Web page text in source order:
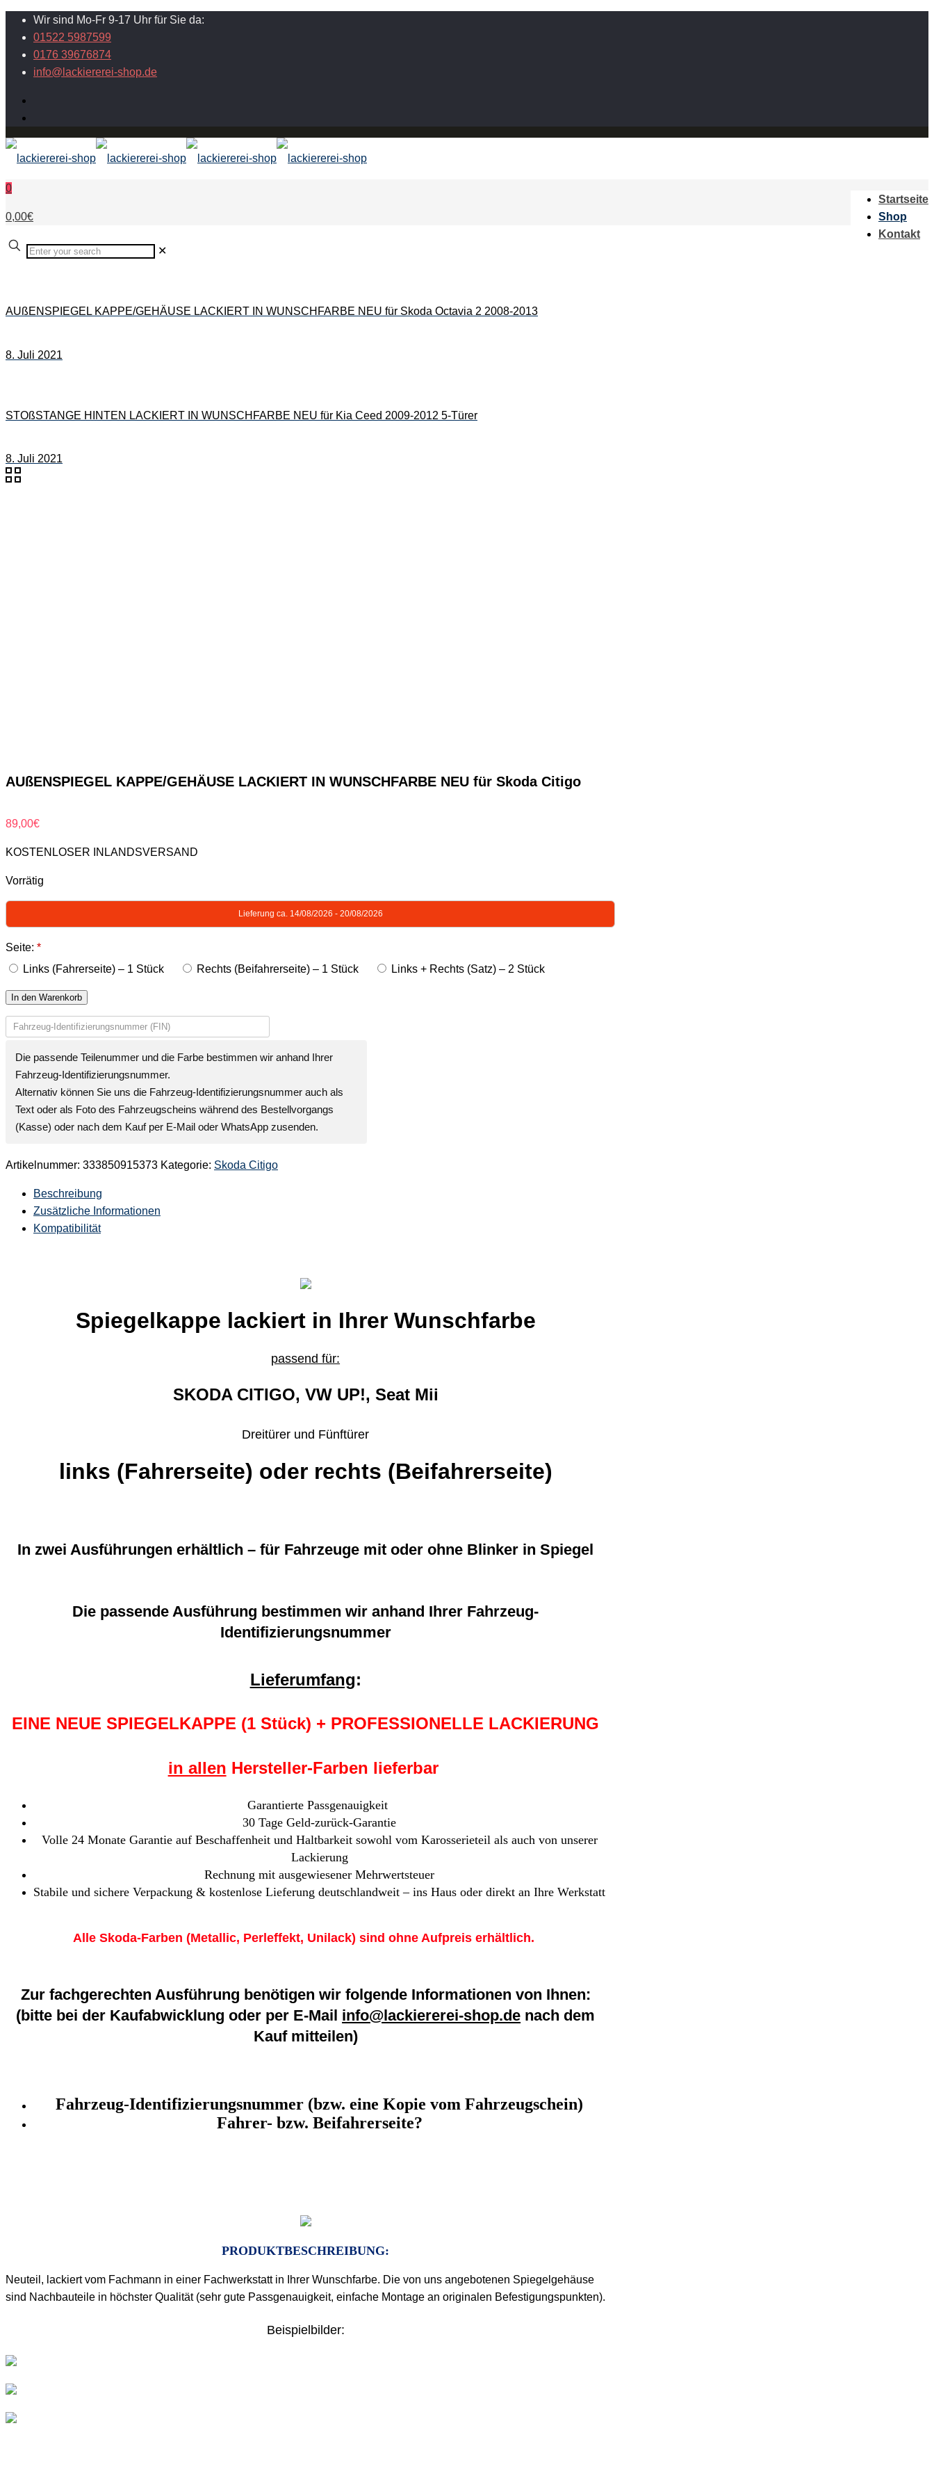
Wir sind Mo-Fr 9-17 Uhr für Sie da:
01522 5987599
0176 39676874
info@lackiererei-shop.de
Startseite
Shop
Kontakt
0
0,00€
✕
AUßENSPIEGEL KAPPE/GEHÄUSE LACKIERT IN WUNSCHFARBE NEU für Skoda Octavia 2 2008-2013
8. Juli 2021
STOßSTANGE HINTEN LACKIERT IN WUNSCHFARBE NEU für Kia Ceed 2009-2012 5-Türer
8. Juli 2021
AUßENSPIEGEL KAPPE/GEHÄUSE LACKIERT IN WUNSCHFARBE NEU für Skoda Citigo
89,00€
KOSTENLOSER INLANDSVERSAND
Vorrätig
Lieferung ca. 14/08/2026 - 20/08/2026
Seite: *
Links (Fahrerseite) – 1 Stück
Rechts (Beifahrerseite) – 1 Stück Links + Rechts (Satz) – 2 Stück
In den Warenkorb
Die passende Teilenummer und die Farbe bestimmen wir anhand Ihrer
Fahrzeug-Identifizierungsnummer.
Alternativ können Sie uns die Fahrzeug-Identifizierungsnummer auch als
Text oder als Foto des Fahrzeugscheins während des Bestellvorgangs
(Kasse) oder nach dem Kauf per E-Mail oder WhatsApp zusenden.
Artikelnummer: 333850915373 Kategorie: Skoda Citigo
Beschreibung
Zusätzliche Informationen
Kompatibilität
Spiegelkappe lackiert in Ihrer Wunschfarbe
passend für:
SKODA CITIGO, VW UP!, Seat Mii
Dreitürer und Fünftürer
links (Fahrerseite) oder rechts (Beifahrerseite)
In zwei Ausführungen erhältlich – für Fahrzeuge mit oder ohne Blinker in Spiegel
Die passende Ausführung bestimmen wir anhand Ihrer Fahrzeug-
Identifizierungsnummer
Lieferumfang:
EINE NEUE SPIEGELKAPPE (1 Stück) + PROFESSIONELLE LACKIERUNG
in allen Hersteller-Farben lieferbar
Garantierte Passgenauigkeit
30 Tage Geld-zurück-Garantie
Volle 24 Monate Garantie auf Beschaffenheit und Haltbarkeit sowohl vom Karosserieteil als auch von unserer
Lackierung
Rechnung mit ausgewiesener Mehrwertsteuer
Stabile und sichere Verpackung & kostenlose Lieferung deutschlandweit – ins Haus oder direkt an Ihre Werkstatt
Alle Skoda-Farben (Metallic, Perleffekt, Unilack) sind ohne Aufpreis erhältlich.
Zur fachgerechten Ausführung benötigen wir folgende Informationen von Ihnen:
(bitte bei der Kaufabwicklung oder per E-Mail info@lackiererei-shop.de nach dem
Kauf mitteilen)
Fahrzeug-Identifizierungsnummer (bzw. eine Kopie vom Fahrzeugschein)
Fahrer- bzw. Beifahrerseite?
PRODUKTBESCHREIBUNG:
Neuteil, lackiert vom Fachmann in einer Fachwerkstatt in Ihrer Wunschfarbe. Die von uns angebotenen Spiegelgehäuse
sind Nachbauteile in höchster Qualität (sehr gute Passgenauigkeit, einfache Montage an originalen Befestigungspunkten).
Beispielbilder: